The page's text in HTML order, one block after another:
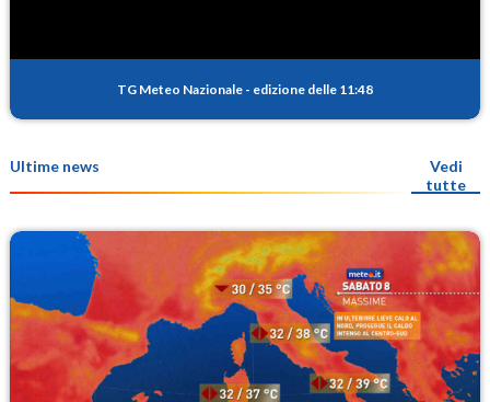
TG Meteo Nazionale - edizione delle 11:48
Ultime news
Vedi
tutte